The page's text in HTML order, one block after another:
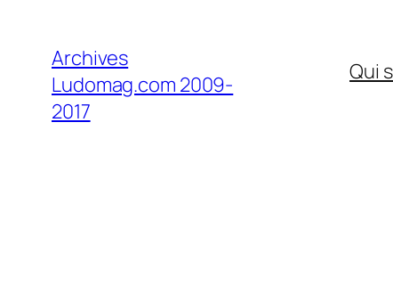
contenu
Archives
Ludomag.com 2009-
2017
Qui